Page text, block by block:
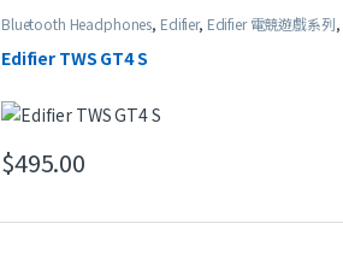
Bluetooth Headphones, Edifier, Edifier 電競遊戲系列,
In-Ear Headphones 特價產品
Edifier TWS GT4 S
$495.00